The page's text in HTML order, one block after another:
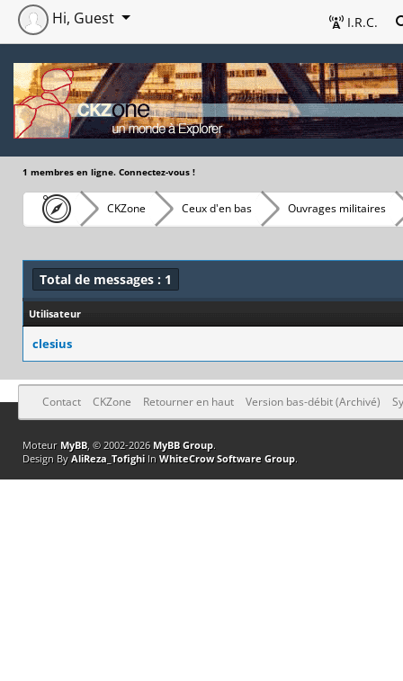
I.R.C.
Hi, Guest
1 membres en ligne. Connectez-vous !
CKZone Ceux d'en bas Ouvrages militaires
Total de messages : 1
Utilisateur
clesius
Contact CKZone Retourner en haut Version bas-débit (Archivé)
Moteur MyBB, © 2002-2026 MyBB Group.
Design By AliReza_TofighiIn WhiteCrow Software Group.